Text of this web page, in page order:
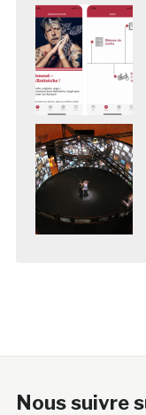
Nous suivre